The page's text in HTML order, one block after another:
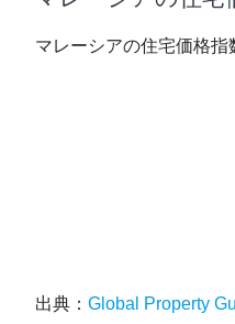
マレーシアの住宅価格指
出典： Global Property